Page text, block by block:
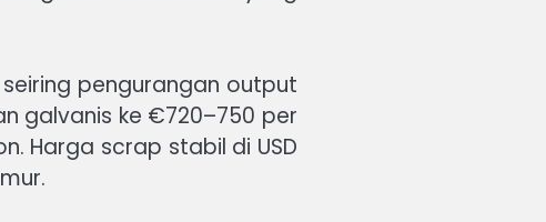
pengurangan output
galvanis ke €720–750 per
Harga scrap stabil di USD